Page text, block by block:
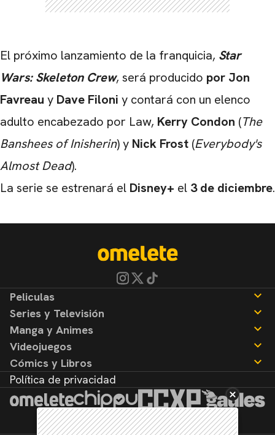
El próximo lanzamiento de la franquicia, Star
Wars: Skeleton Crew, será producido por Jon
Favreau y Dave Filoni y contará con un elenco
adulto encabezado por Law, Kerry Condon (The
Banshees of Inisherin) y Nick Frost (Everybody's
Almost Dead).
La serie se estrenará el Disney+ el 3 de diciembre.
Peliculas
Noticias
Reseñas
Series y Televisión
Noticias
Reseñas
Manga y Animes
Noticias
Reseñas
Videojuegos
Noticias
Reseñas
Cómics y Libros
Noticias
Reseñas
Política de privacidad